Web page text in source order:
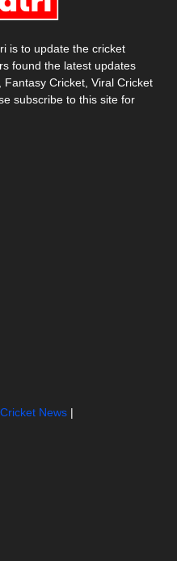
is to update the cricket
found the latest updates
Cricket, Viral Cricket
subscribe to this site for
Cricket News |